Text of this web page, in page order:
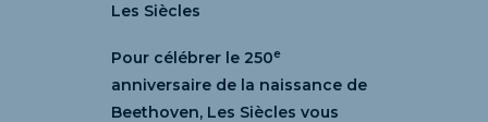
Les Siècles
Pour célébrer le 250e
anniversaire de la naissance de
Beethoven, Les Siècles vous